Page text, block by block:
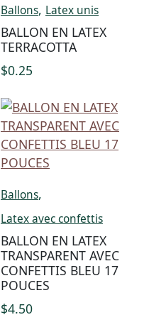
Ballons, Latex unis
BALLON EN LATEX
TERRACOTTA
$0.25
Ballons,
Latex avec confettis
BALLON EN LATEX
TRANSPARENT AVEC
CONFETTIS BLEU 17
POUCES
$4.50